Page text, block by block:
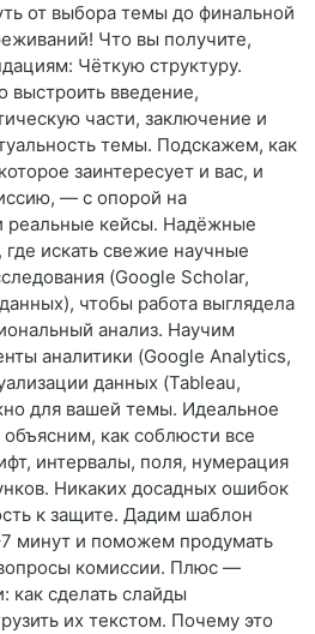
от выбора темы до финальной
Что вы получите,
Чёткую структуру.
выстроить введение,
части, заключение и
темы. Подскажем, как
заинтересует и вас, и
— с опорой на
реальные кейсы. Надёжные
искать свежие научные
(Google Scholar,
чтобы работа выглядела
анализ. Научим
аналитики (Google Analytics,
данных (Tableau,
для вашей темы. Идеальное
как соблюсти все
интервалы, поля, нумерация
Никаких досадных ошибок
к защите. Дадим шаблон
минут и поможем продумать
комиссии. Плюс —
как сделать слайды
их текстом. Почему это